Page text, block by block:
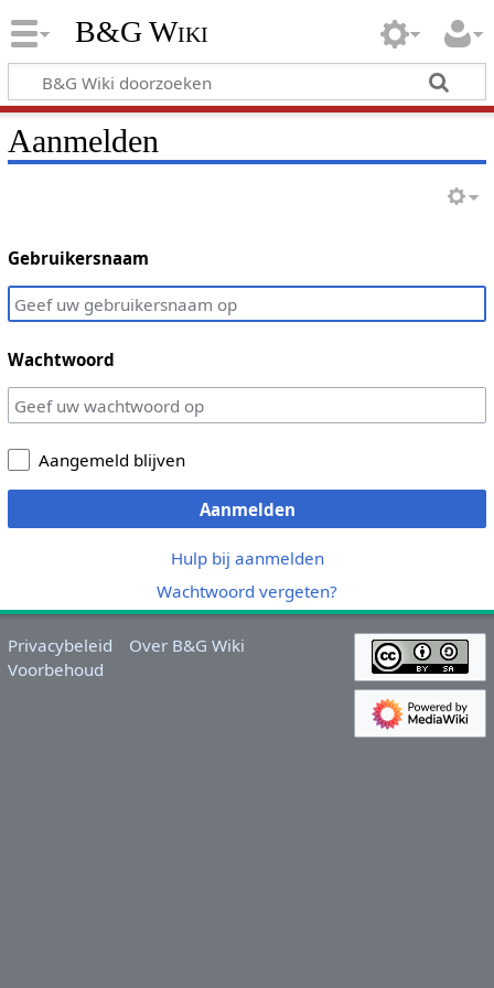
B&G Wiki
Aanmelden
Gebruikersnaam
Wachtwoord
Aangemeld blijven
Aanmelden
Hulp bij aanmelden
Wachtwoord vergeten?
Privacybeleid
Over B&G Wiki
Voorbehoud